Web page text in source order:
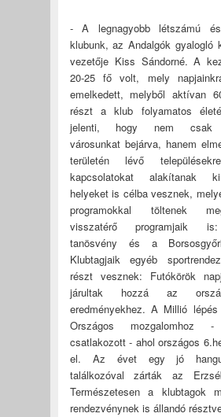
- A legnagyobb létszámú
klubunk, az Andalgók gyalogló
vezetője Kiss Sándorné. A
20-25 fő volt, mely
emelkedett, melyből aktívan
részt a klub folyamatos
jelenti, hogy nem csak
városunkat bejárva, hanem
területén lévő
kapcsolatokat alakítanak
helyeket is célba vesznek,
programokkal töltenek
visszatérő programjaik
tanösvény és a
Klubtagjaik egyéb
részt vesznek: Futókörök
járultak hozzá az
eredményekhez. A Millió
Országos
csatlakozott - ahol országos
el. Az évet egy jó
találkozóval zárták az
Természetesen a klubtagok
rendezvénynek is állandó